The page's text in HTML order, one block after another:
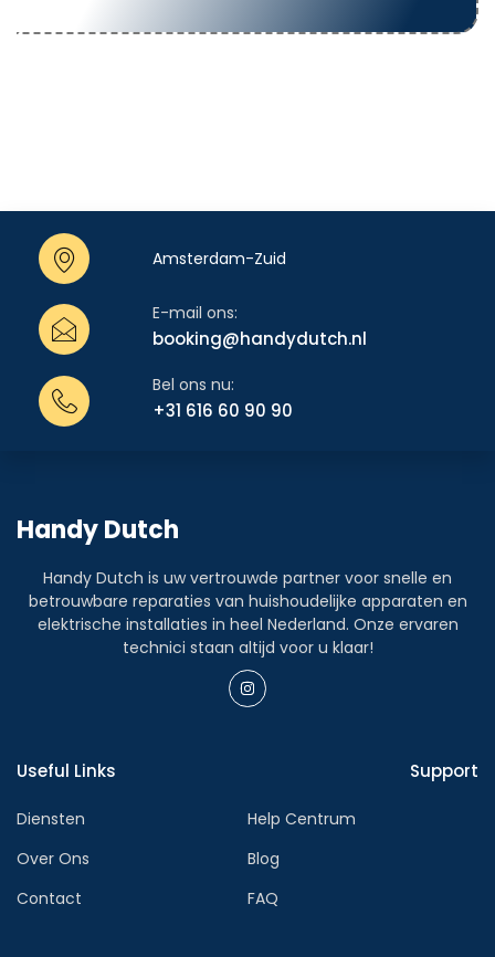
Bij Handy Dutch
streven we naar volledige
transparantie in onze offertes. We bieden:
Duidelijke prijsopgaven
overzicht van alle kostenposten, zodat u precies
weet waar u voor betaalt.
Persoonlijk advies
adviseren over de beste oplossingen binnen uw
budget.
“Bij spoedstoring komen we zo snel
mogelijk langs, maar we houden je altijd
– Hoofd planning Handy Dutch
Werkproces van
Gevelrenovatie
Amsterdam-Zuid
E-mail ons:
booking@handydutch.nl
Bel ons nu:
+31 616 60 90 90
Handy Dutch
Handy Dutch is uw vertrouwde partner voor snelle en
betrouwbare reparaties van huishoudelijke apparaten en
elektrische installaties in heel Nederland. Onze ervaren
technici staan altijd voor u klaar!
Useful Links
Diensten
Over Ons
Contact
Support
Help Centrum
Blog
FAQ